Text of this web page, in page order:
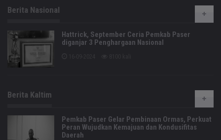
Berita Nasional
Hattrick, September Ceria Pemkab Paser
diganjar 3 Penghargaan Nasional
Berita Kaltim
Pemkab Paser Gelar Pembinaan Ormas, Perkuat
Peran Wujudkan Kemajuan dan Kondusifitas
Daerah